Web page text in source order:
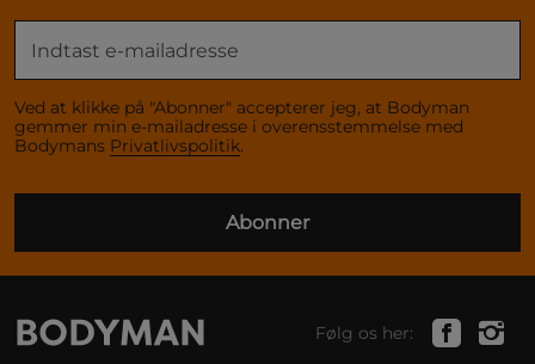
Ved at klikke på "Abonner" accepterer jeg, at Bodyman
gemmer min e-mailadresse i overensstemmelse med
Bodymans Privatlivspolitik.
Abonner
Følg os her: